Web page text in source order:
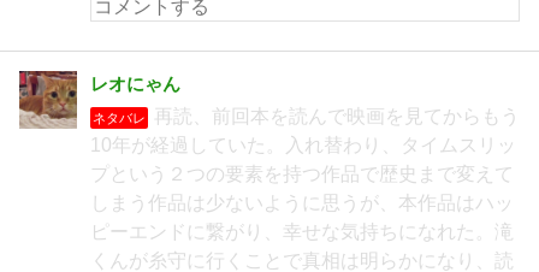
レオにゃん
ネタバレ
再読、前回本を読んで映画を見てからもう
10年が経過していた。入れ替わり、タイムスリッ
プという２つの要素を持つ作品で歴史まで変えて
しまう作品は少ないように思うが、本作品はハッ
ピーエンドに繋がり、幸せな気持ちになれた。滝
くんが糸守に行くことで真相は明らかになり、読